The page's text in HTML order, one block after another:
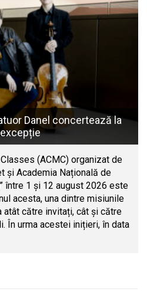
Danel concertează la
(ACMC) organizat de
și Academia Națională de
între 1 și 12 august 2026 este
acesta, una dintre misiunile
atât către invitați, cât și către
În urma acestei inițieri, în data